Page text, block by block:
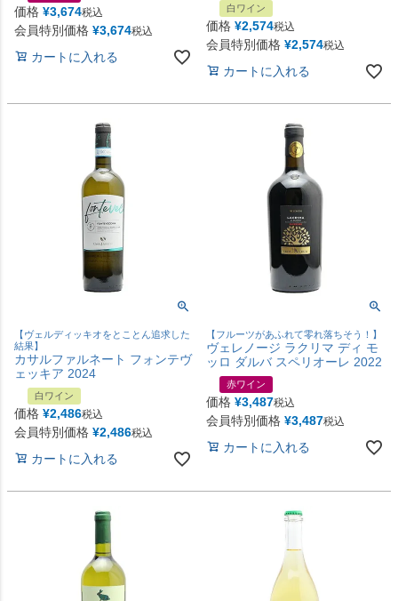
価格 ¥3,674税込
会員特別価格 ¥3,674税込
カートに入れる
白ワイン
価格 ¥2,574税込
会員特別価格 ¥2,574税込
カートに入れる
【ヴェルディッキオをとことん追求した
結果】
カサルファルネート フォンテヴ
ェッキア 2024
白ワイン
価格 ¥2,486税込
会員特別価格 ¥2,486税込
カートに入れる
【フルーツがあふれて零れ落ちそう！】
ヴェレノージ ラクリマ ディ モ
ッロ ダルバ スペリオーレ 2022
赤ワイン
価格 ¥3,487税込
会員特別価格 ¥3,487税込
カートに入れる